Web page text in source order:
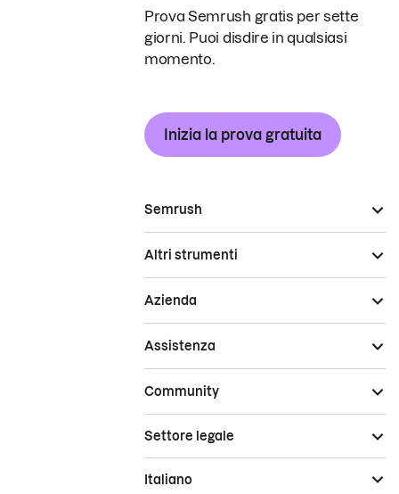
Prova Semrush gratis per sette
giorni. Puoi disdire in qualsiasi
momento.
Inizia la prova gratuita
Semrush
Altri strumenti
Azienda
Assistenza
Community
Settore legale
Italiano